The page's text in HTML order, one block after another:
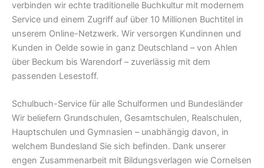
verbinden wir echte traditionelle Buchkultur mit modernem
Service und einem Zugriff auf über 10 Millionen Buchtitel in
unserem Online-Netzwerk. Wir versorgen Kundinnen und
Kunden in Oelde sowie in ganz Deutschland – von Ahlen
über Beckum bis Warendorf – zuverlässig mit dem
passenden Lesestoff.
Schulbuch-Service für alle Schulformen und Bundesländer
Wir beliefern Grundschulen, Gesamtschulen, Realschulen,
Hauptschulen und Gymnasien – unabhängig davon, in
welchem Bundesland Sie sich befinden. Dank unserer
engen Zusammenarbeit mit Bildungsverlagen wie Cornelsen